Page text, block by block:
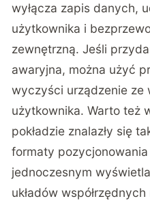
wyłącza zapis danych,
użytkownika i
zewnętrzną. Jeśli
awaryjna, można użyć
wyczyści urządzenie ze
użytkownika. Warto też
pokładzie znalazły się
formaty
jednoczesnym
układów